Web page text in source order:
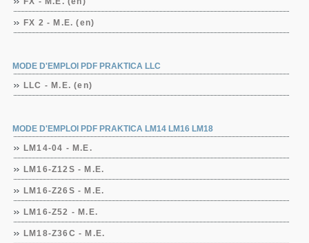
FX 2 - M.E. (en)
MODE D'EMPLOI PDF PRAKTICA LLC
LLC - M.E. (en)
MODE D'EMPLOI PDF PRAKTICA LM14 LM16 LM18
LM14-04 - M.E.
LM16-Z12S - M.E.
LM16-Z26S - M.E.
LM16-Z52 - M.E.
LM18-Z36C - M.E.